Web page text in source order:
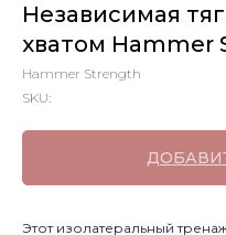
Независимая
хватом Hammer
Hammer Strength
SKU:
Этот изолатеральный